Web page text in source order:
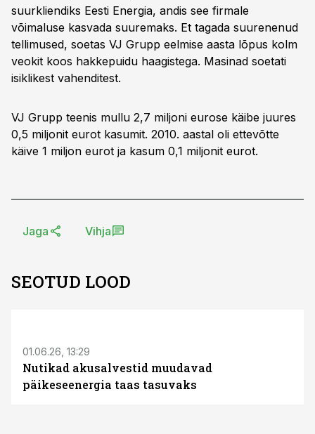
suurkliendiks Eesti Energia, andis see firmale
võimaluse kasvada suuremaks. Et tagada suurenenud
tellimused, soetas VJ Grupp eelmise aasta lõpus kolm
veokit koos hakkepuidu haagistega. Masinad soetati
isiklikest vahenditest.
VJ Grupp teenis mullu 2,7 miljoni eurose käibe juures
0,5 miljonit eurot kasumit. 2010. aastal oli ettevõtte
käive 1 miljon eurot ja kasum 0,1 miljonit eurot.
Jaga Vihja
SEOTUD LOOD
01.06.26, 13:29
Nutikad akusalvestid muudavad
päikeseenergia taas tasuvaks